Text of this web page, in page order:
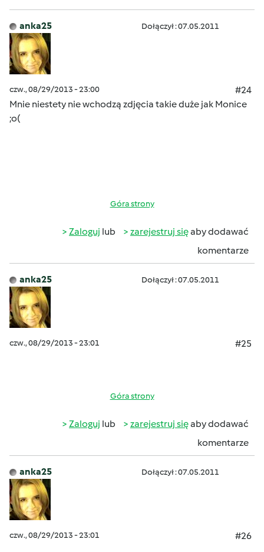
anka25 Dołączył : 07.05.2011
czw., 08/29/2013 - 23:00
#24
Mnie niestety nie wchodzą zdjęcia takie duże jak Monice
;o(
Góra strony
Zaloguj lub zarejestruj sięaby dodawać
komentarze
anka25 Dołączył : 07.05.2011
czw., 08/29/2013 - 23:01 #25
Góra strony
Zaloguj lub zarejestruj sięaby dodawać
komentarze
anka25 Dołączył : 07.05.2011
czw., 08/29/2013 - 23:01 #26